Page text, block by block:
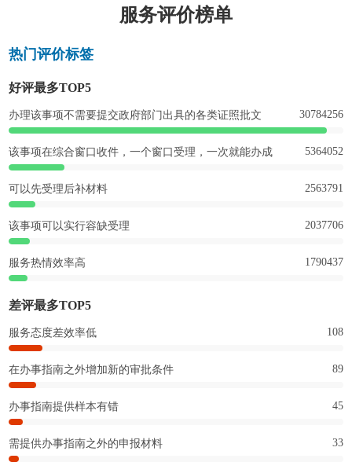
服务评价榜单
热门评价标签
好评最多TOP5
办理该事项不需要提交政府部门出具的各类证照批文 30784256
该事项在综合窗口收件，一个窗口受理，一次就能办成 5364052
可以先受理后补材料 2563791
该事项可以实行容缺受理 2037706
服务热情效率高 1790437
差评最多TOP5
服务态度差效率低 108
在办事指南之外增加新的审批条件 89
办事指南提供样本有错 45
需提供办事指南之外的申报材料 33